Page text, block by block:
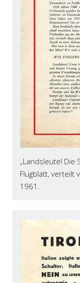
„Landsleute! Die
Flugblatt, verteilt
1961.